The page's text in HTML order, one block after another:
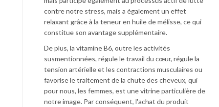
contre notre stress, mais a également un effet
relaxant grâce à la teneur en huile de mélisse, ce qui
constitue son avantage supplémentaire.
De plus, la vitamine B6, outre les activités
susmentionnées, régule le travail du cœur, régule la
tension artérielle et les contractions musculaires ou
favorise le traitement de la chute des cheveux, qui
pour nous, les femmes, est une vitrine particulière de
notre image. Par conséquent, l'achat du produit